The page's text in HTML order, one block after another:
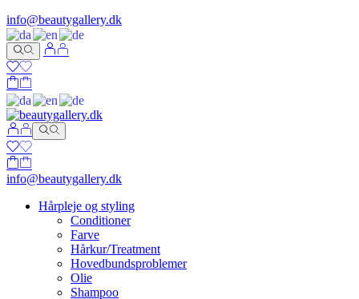
info@beautygallery.dk
info@beautygallery.dk
Hårpleje og styling
Conditioner
Farve
Hårkur/Treatment
Hovedbundsproblemer
Olie
Shampoo